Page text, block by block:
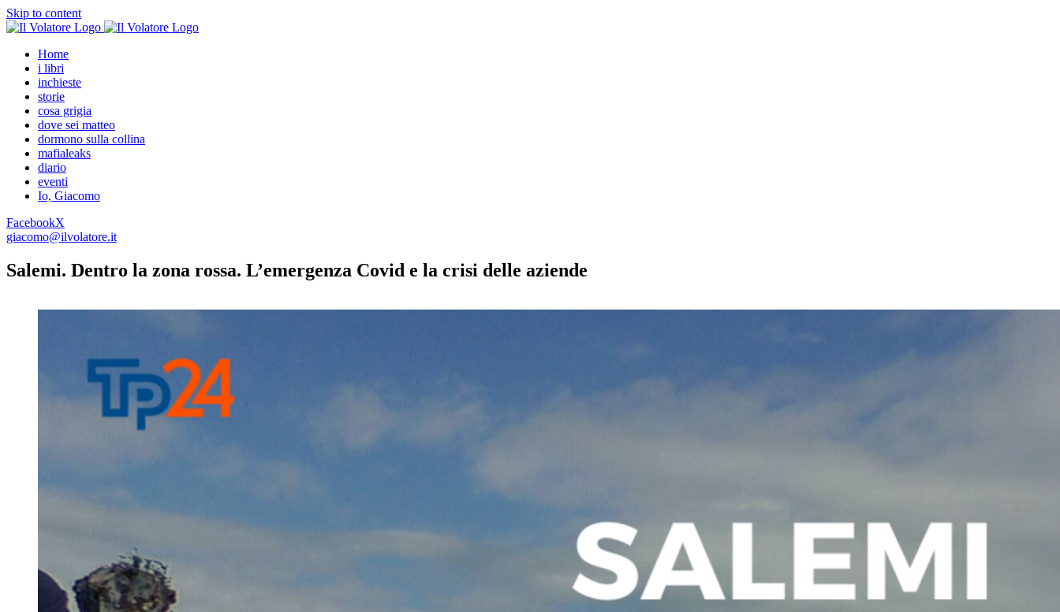
Skip to content
Home
i libri
inchieste
storie
cosa grigia
dove sei matteo
dormono sulla collina
mafialeaks
diario
eventi
Io, Giacomo
FacebookX
giacomo@ilvolatore.it
Salemi. Dentro la zona rossa. L’emergenza Covid e la crisi delle aziende